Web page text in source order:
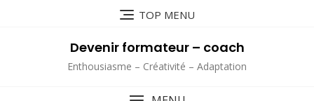
TOP MENU
Devenir formateur – coach
Enthousiasme – Créativité – Adaptation